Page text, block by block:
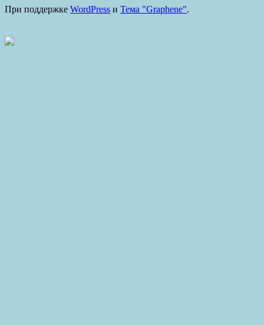
При поддержке WordPress и Тема "Graphene".